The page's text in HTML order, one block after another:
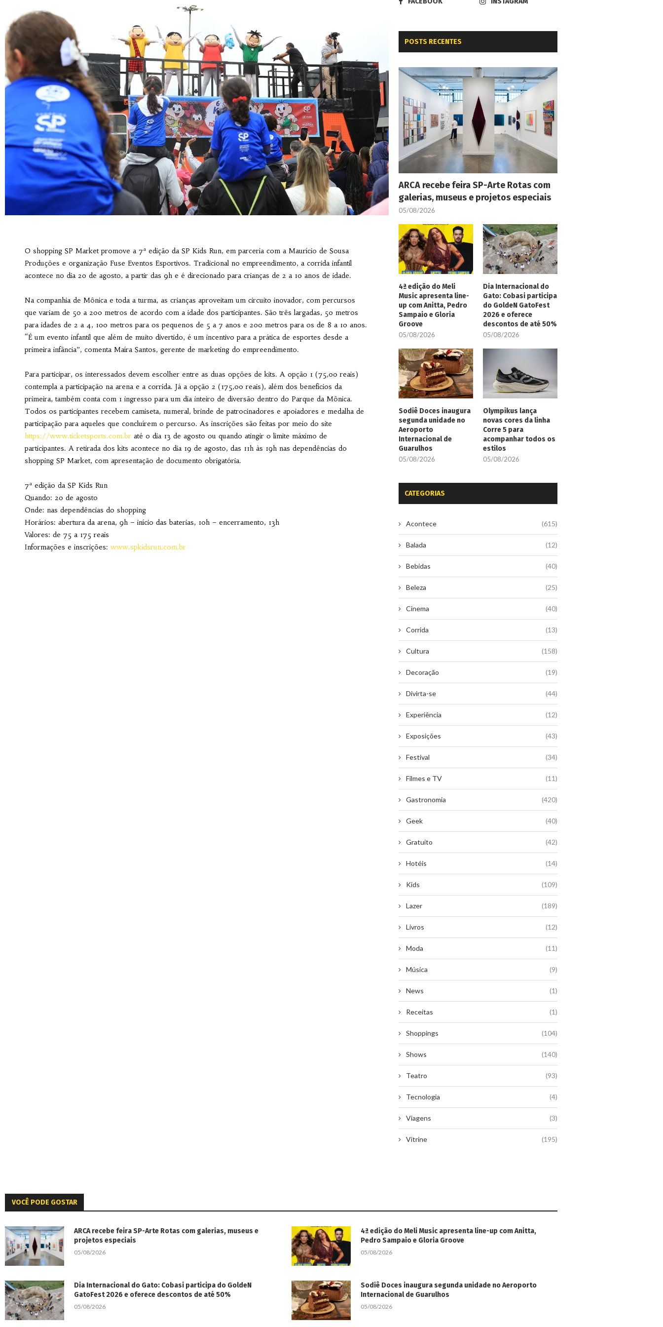
O shopping SP Market promove a 7ª edição da SP Kids Run, em parceria com a Maurício de Sousa
Produções e organização Fuse Eventos Esportivos. Tradicional no empreendimento, a corrida infantil
acontece no dia 20 de agosto, a partir das 9h e é direcionado para crianças de 2 a 10 anos de idade.
Na companhia de Mônica e toda a turma, as crianças aproveitam um circuito inovador, com percursos
que variam de 50 a 200 metros de acordo com a idade dos participantes. São três largadas, 50 metros
para idades de 2 a 4, 100 metros para os pequenos de 5 a 7 anos e 200 metros para os de 8 a 10 anos.
“É um evento infantil que além de muito divertido, é um incentivo para a prática de esportes desde a
primeira infância”, comenta Maíra Santos, gerente de marketing do empreendimento.
Para participar, os interessados devem escolher entre as duas opções de kits. A opção 1 (75,00 reais)
contempla a participação na arena e a corrida. Já a opção 2 (175,00 reais), além dos benefícios da
primeira, também conta com 1 ingresso para um dia inteiro de diversão dentro do Parque da Mônica.
Todos os participantes recebem camiseta, numeral, brinde de patrocinadores e apoiadores e medalha de
participação para aqueles que concluírem o percurso. As inscrições são feitas por meio do site
https://www.ticketsports.com.br até o dia 13 de agosto ou quando atingir o limite máximo de
participantes. A retirada dos kits acontece no dia 19 de agosto, das 11h às 19h nas dependências do
shopping SP Market, com apresentação de documento obrigatória.
7ª edição da SP Kids Run
Quando: 20 de agosto
Onde: nas dependências do shopping
Horários: abertura da arena, 9h – início das baterias, 10h – encerramento, 13h
Valores: de 75 a 175 reais
Informações e inscrições: www.spkidsrun.com.br
POSTS RECENTES
ARCA recebe feira SP-Arte Rotas com
galerias, museus e projetos especiais
05/08/2026
4ª edição do Meli
Music apresenta line-
up com Anitta, Pedro
Sampaio e Gloria
Groove
05/08/2026
Dia Internacional do
Gato: Cobasi participa
do GoldeN GatoFest
2026 e oferece
descontos de até 50%
05/08/2026
Sodiê Doces inaugura
segunda unidade no
Aeroporto
Internacional de
Guarulhos
05/08/2026
Olympikus lança
novas cores da linha
Corre 5 para
acompanhar todos os
estilos
05/08/2026
CATEGORIAS
Acontece (615)
Balada (12)
Bebidas (40)
Beleza (25)
Cinema (40)
Corrida (13)
Cultura (158)
Decoração (19)
Divirta-se (44)
Experiência (12)
Exposições (43)
Festival (34)
Filmes e TV (11)
Gastronomia (420)
Geek (40)
Gratuito (42)
Hotéis (14)
Kids (109)
Lazer (189)
Livros (12)
Moda (11)
Música (9)
News (1)
Receitas (1)
Shoppings (104)
Shows (140)
Teatro (93)
Tecnologia (4)
Viagens (3)
Vitrine (195)
VOCÊ PODE GOSTAR
ARCA recebe feira SP-Arte Rotas com galerias, museus e
projetos especiais
05/08/2026
4ª edição do Meli Music apresenta line-up com Anitta,
Pedro Sampaio e Gloria Groove
05/08/2026
Dia Internacional do Gato: Cobasi participa do GoldeN
GatoFest 2026 e oferece descontos de até 50%
05/08/2026
Sodiê Doces inaugura segunda unidade no Aeroporto
Internacional de Guarulhos
05/08/2026